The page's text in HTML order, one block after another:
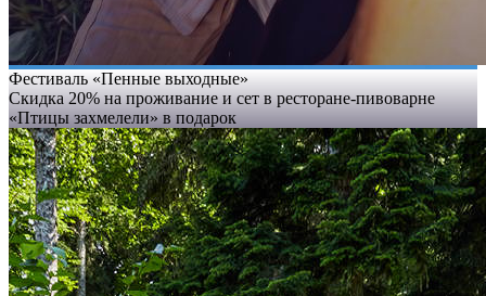
Фестиваль «Пенные выходные»
Скидка 20% на проживание и сет в ресторане-пивоварне
«Птицы захмелели» в подарок